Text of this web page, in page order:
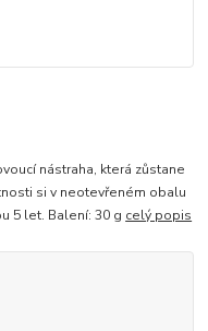
nástraha, která zůstane
si v neotevřeném obalu
5 let. Balení: 30 g celý popis